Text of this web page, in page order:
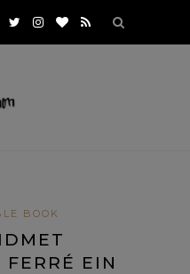
BOOK
FERRÉ EIN